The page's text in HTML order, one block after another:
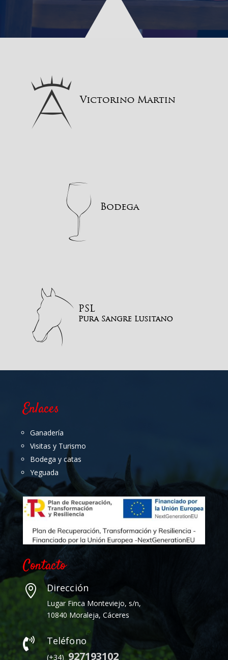
Enlaces
Ganadería
Visitas y Turismo
Bodega y catas
Yeguada
Contacto
 Dirección
Lugar Finca Monteviejo, s/n,
10840 Moraleja, Cáceres
 Teléfono
(+34)927193102